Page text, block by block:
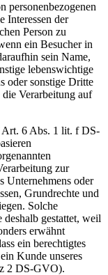
personenbezogenen
Interessen der
Person zu
ein Besucher in
sein Name,
lebenswichtige
oder sonstige Dritte
Verarbeitung auf
Art. 6 Abs. 1 lit. f DS-
zur
Unternehmens oder
Grundrechte und
Solche
deshalb gestattet, weil
erwähnt
ein berechtigtes
Kunde unseres
2 DS-GVO).